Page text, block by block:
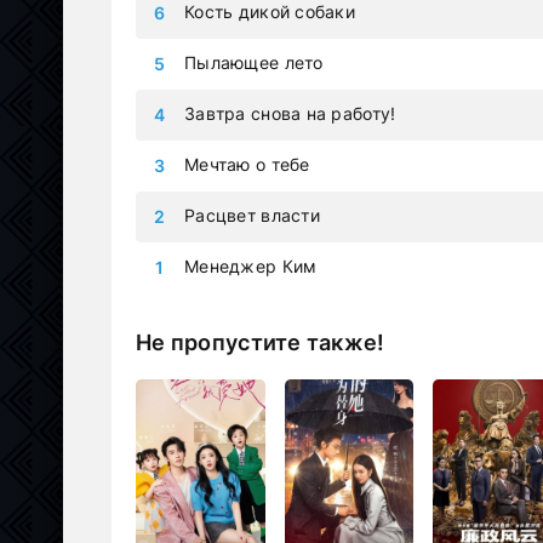
Менеджер Ким
Расцвет власти
Мечтаю о тебе
Завтра снова на работу!
Пылающее лето
Кость дикой собаки
Не пропустите также!